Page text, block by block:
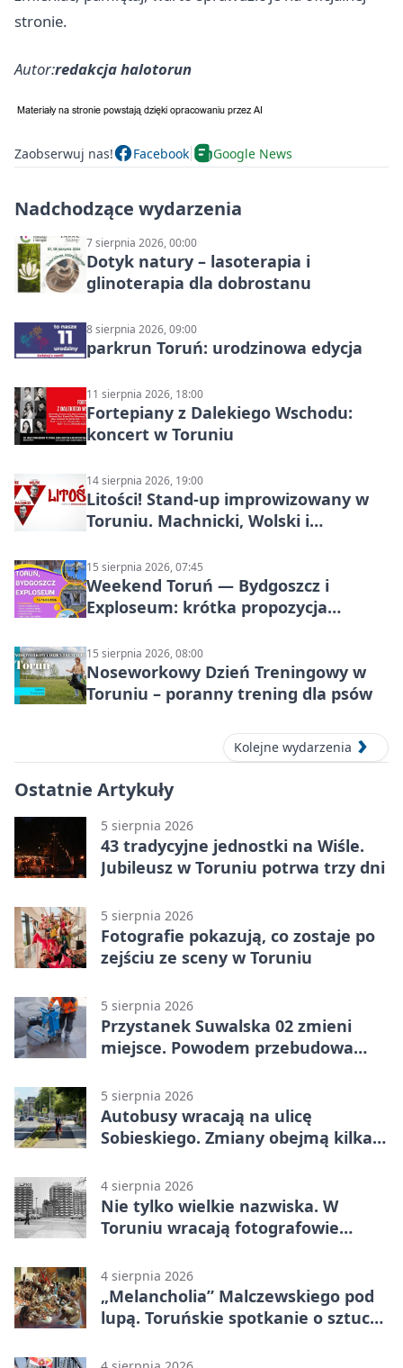
stronie.
Autor:redakcja halotorun
Zaobserwuj nas! Facebook Google News
Nadchodzące wydarzenia
7 sierpnia 2026, 00:00
Dotyk natury – lasoterapia i
glinoterapia dla dobrostanu
8 sierpnia 2026, 09:00
parkrun Toruń: urodzinowa edycja
11 sierpnia 2026, 18:00
Fortepiany z Dalekiego Wschodu:
koncert w Toruniu
14 sierpnia 2026, 19:00
Litości! Stand-up improwizowany w
Toruniu. Machnicki, Wolski i
15 sierpnia 2026, 07:45
Weekend Toruń — Bydgoszcz i
Exploseum: krótka propozycja
15 sierpnia 2026, 08:00
Noseworkowy Dzień Treningowy w
Toruniu – poranny trening dla psów
Kolejne wydarzenia
Ostatnie Artykuły
5 sierpnia 2026
43 tradycyjne jednostki na Wiśle.
Jubileusz w Toruniu potrwa trzy dni
5 sierpnia 2026
Fotografie pokazują, co zostaje po
zejściu ze sceny w Toruniu
5 sierpnia 2026
Przystanek Suwalska 02 zmieni
miejsce. Powodem przebudowa
5 sierpnia 2026
Autobusy wracają na ulicę
Sobieskiego. Zmiany obejmą kilka
4 sierpnia 2026
Nie tylko wielkie nazwiska. W
Toruniu wracają fotografowie
4 sierpnia 2026
„Melancholia” Malczewskiego pod
lupą. Toruńskie spotkanie o sztuce i